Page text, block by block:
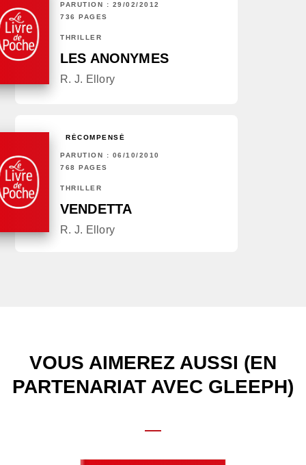
PARUTION : 29/02/2012
736 PAGES
THRILLER
LES ANONYMES
R. J. Ellory
RÉCOMPENSÉ
PARUTION : 06/10/2010
768 PAGES
THRILLER
VENDETTA
R. J. Ellory
VOUS AIMEREZ AUSSI (EN
PARTENARIAT AVEC GLEEPH)